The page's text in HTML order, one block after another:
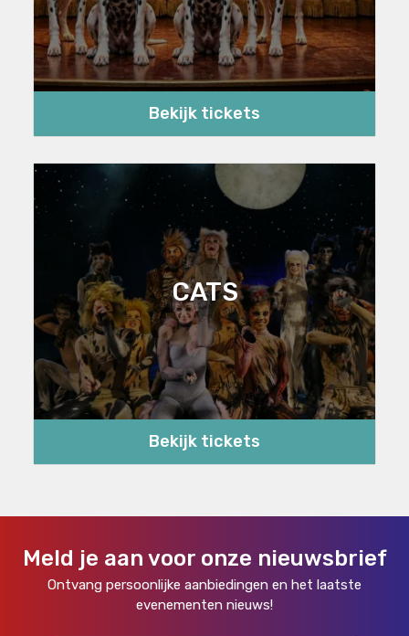
Bekijk tickets
CATS
Bekijk tickets
Meld je aan voor onze nieuwsbrief
Ontvang persoonlijke aanbiedingen en het laatste
evenementen nieuws!